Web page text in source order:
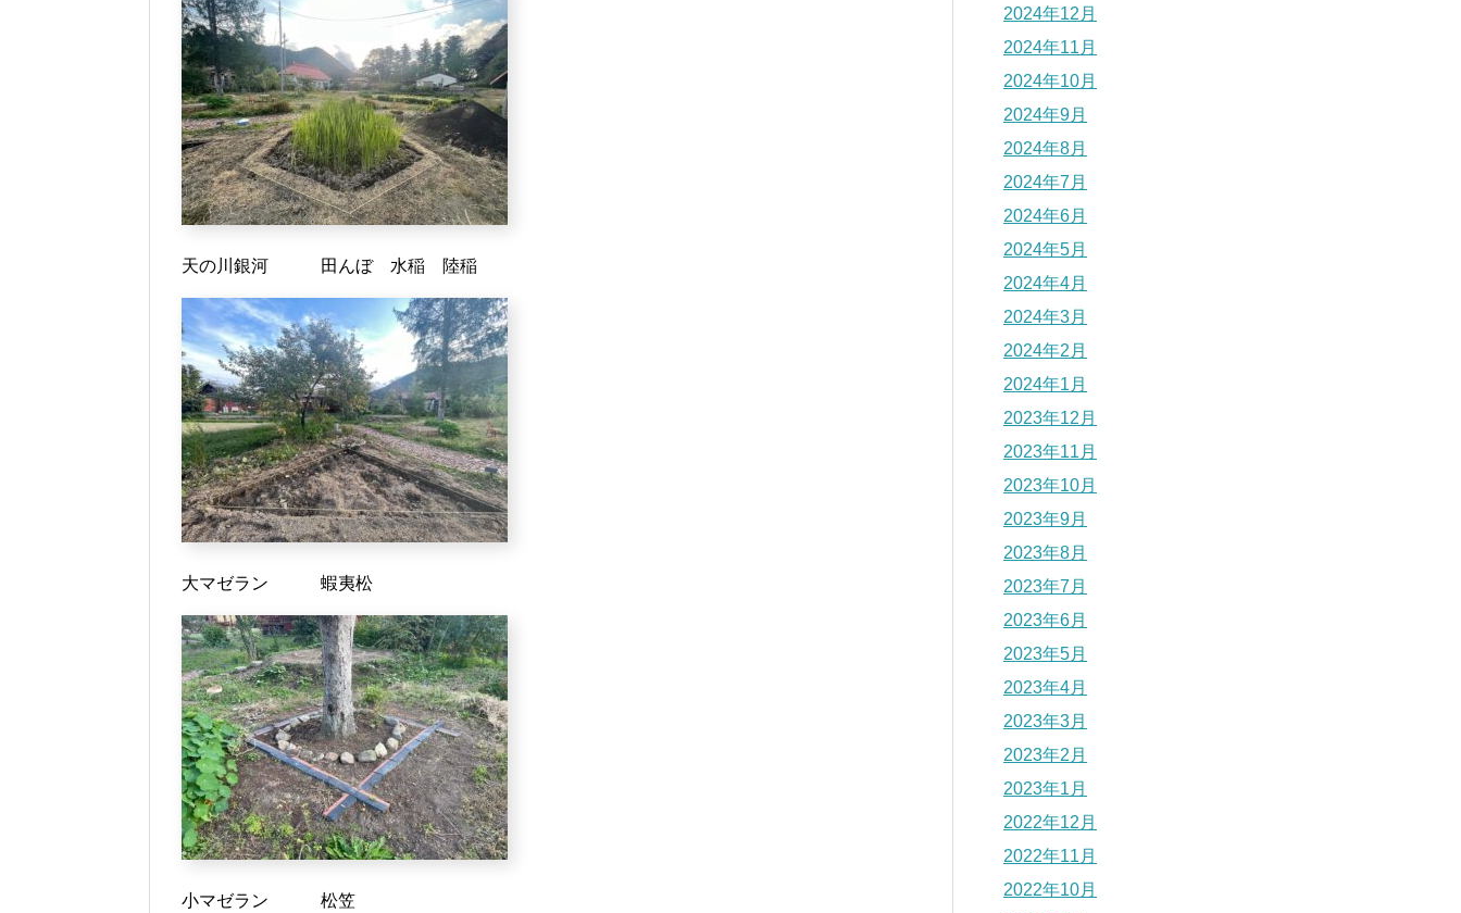
天の川銀河 田んぼ 水稲 陸稲
大マゼラン 蝦夷松
小マゼラン 松笠
2024年12月
2024年11月
2024年10月
2024年9月
2024年8月
2024年7月
2024年6月
2024年5月
2024年4月
2024年3月
2024年2月
2024年1月
2023年12月
2023年11月
2023年10月
2023年9月
2023年8月
2023年7月
2023年6月
2023年5月
2023年4月
2023年3月
2023年2月
2023年1月
2022年12月
2022年11月
2022年10月